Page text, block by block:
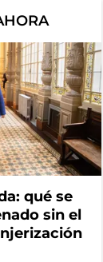
qué se
sin el